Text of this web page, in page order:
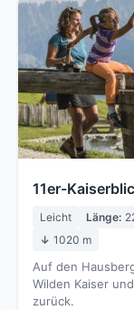
11er-
Leicht Länge:
↓ 1020 m
Auf den
Wilden Kaiser
zurück.